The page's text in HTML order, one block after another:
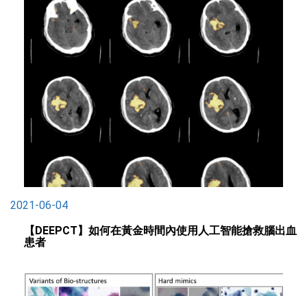
2021-06-04
【DEEPCT】如何在黃金時間內使用人工智能搶救腦出血
患者